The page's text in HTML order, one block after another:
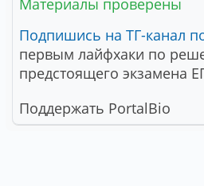
Материалы проверены
Подпишись на ТГ-канал
первым лайфхаки по
предстоящего экзамена
Поддержать PortalBio